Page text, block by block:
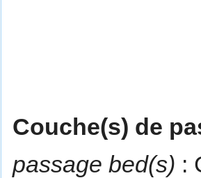
Couche(s) de
passage bed(s) :